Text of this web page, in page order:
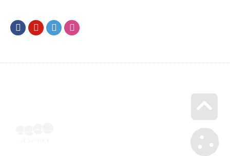
FacebookYoutubeTwitter
Go